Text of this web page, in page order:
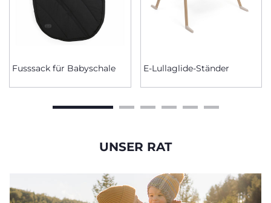
Fusssack für Babyschale E-Lullaglide-Ständer
UNSER RAT